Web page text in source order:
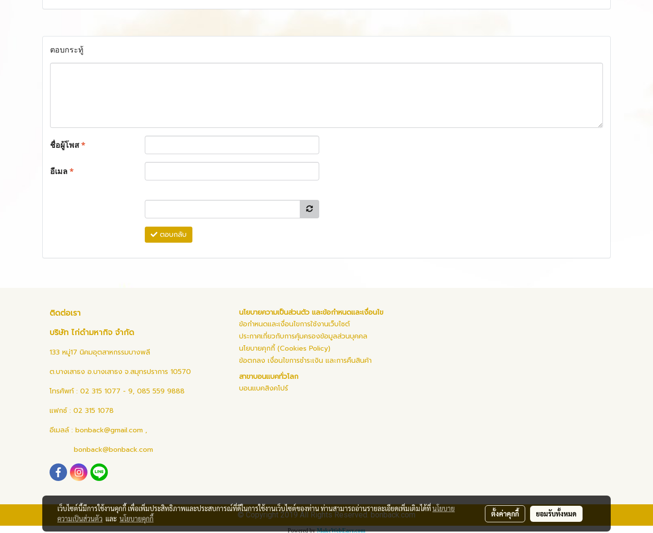
ตอบกระทู้
ชื่อผู้โพส*
อีเมล*
ตอบกลับ
ติดต่อเรา
บริษัท ไก่ดำมหากิจ จำกัด
133 หมู่17 นิคมอุตสาหกรรมบางพลี
ต.บางเสาธง อ.บางเสาธง จ.สมุทรปราการ 10570
โทรศัพท์ : 02 315 1077 - 9, 085 559 9888
แฟกซ์ : 02 315 1078
อีเมลล์ : bonback@gmail.com ,
bonback@bonback.com
นโยบายความเป็นส่วนตัว และข้อกำหนดและเงื่อนไข
ข้อกำหนดและเงื่อนไขการใช้งานเว็บไซต์
ประกาศเกี่ยวกับการคุ้มครองข้อมูลส่วนบุคคล
นโยบายคุกกี้ (Cookies Policy)
ข้อตกลง เงื่อนไขการชำระเงิน และการคืนสินค้า
สาขาบอนแบคทั่วโลก
บอนแบคสิงคโปร์
© Copyright 2019 All Rights Reserved. bonback.com
Powered byMakeWebEasy.com
เว็บไซต์นี้มีการใช้งานคุกกี้ เพื่อเพิ่มประสิทธิภาพและประสบการณ์ที่ดีในการใช้งานเว็บไซต์ของท่าน ท่านสามารถอ่านรายละเอียดเพิ่มเติมได้ที่นโยบาย
ความเป็นส่วนตัว และ นโยบายคุกกี้
ตั้งค่าคุกกี้ ยอมรับทั้งหมด